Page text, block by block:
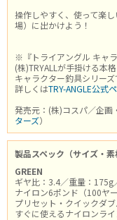
操作しやすく、使って楽
場）に出かけよう！
※『トライアングル キャ
(株)TRYALLが手掛ける本
キャラクター釣具シリーズ
詳しくはTRY-ANGLE公式
発売元：(株)コスパ／企画
ターズ）
製品スペック（サイズ・素
GREEN
ギヤ比：3.4／重量：175g
ナイロン6ポンド（100ヤ
プリセット・クイックダ
すぐに使えるナイロンライ